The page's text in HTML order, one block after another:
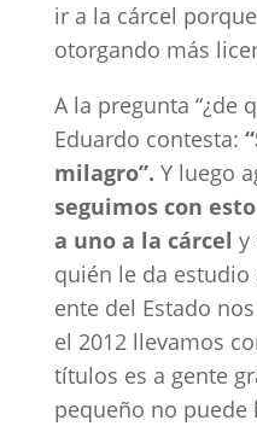
ir a la cárcel
otorgando más
A la pregunta “¿de
Eduardo contesta:
milagro”. Y luego
seguimos con
a uno a la cárcel y
quién le da
ente del Estado
el 2012 llevamos
títulos es a gente
pequeño no puede